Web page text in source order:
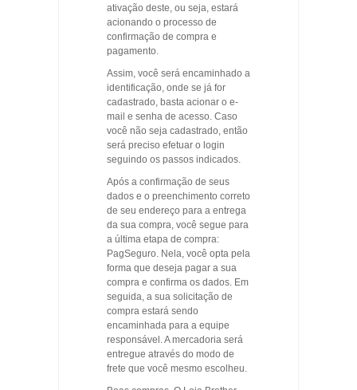
ALMOFADAS
BANQUETA
CONJUNTOS
ESPREGUIÇADEIRA/CHAISE
POLTRONAS
ORGANIZADOR
ativação deste, ou seja, estará
acionando o processo de
confirmação de compra e
pagamento.
Assim, você será encaminhado a
identificação, onde se já for
cadastrado, basta acionar o e-
mail e senha de acesso. Caso
você não seja cadastrado, então
será preciso efetuar o login
seguindo os passos indicados.
Após a confirmação de seus
dados e o preenchimento correto
de seu endereço para a entrega
da sua compra, você segue para
a última etapa de compra:
PagSeguro. Nela, você opta pela
forma que deseja pagar a sua
compra e confirma os dados. Em
seguida, a sua solicitação de
compra estará sendo
encaminhada para a equipe
responsável. A mercadoria será
entregue através do modo de
frete que você mesmo escolheu.